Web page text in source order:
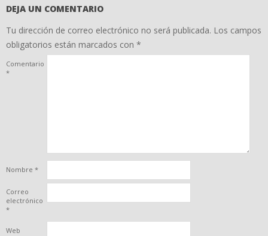
DEJA UN COMENTARIO
Tu dirección de correo electrónico no será publicada. Los campos
obligatorios están marcados con *
Comentario
*
Nombre *
Correo
electrónico
*
Web